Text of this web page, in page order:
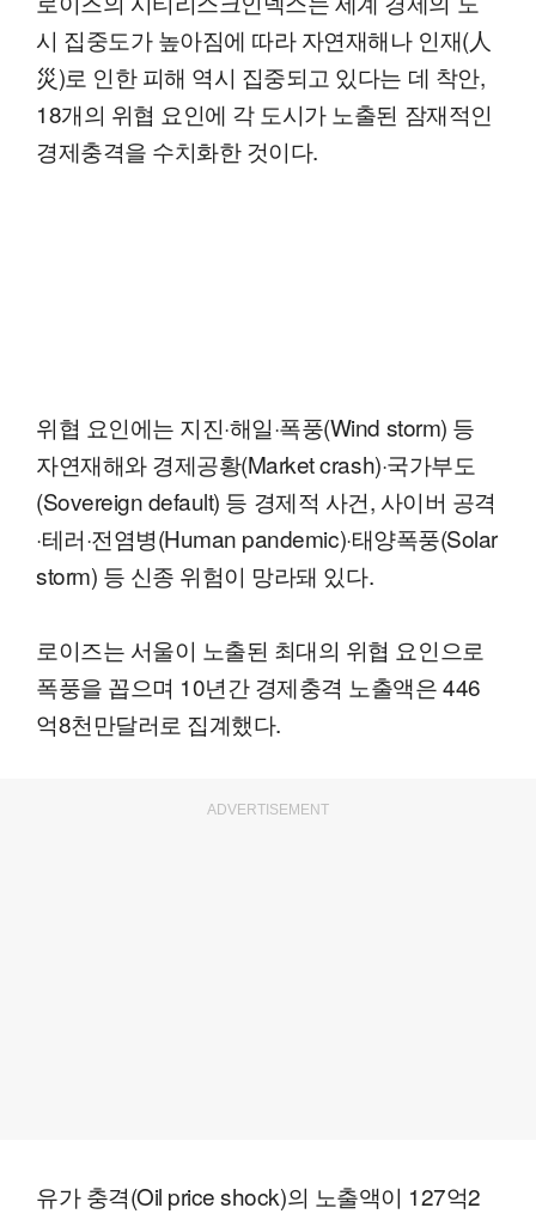
시 집중도가 높아짐에 따라 자연재해나 인재(人
災)로 인한 피해 역시 집중되고 있다는 데 착안,
18개의 위협 요인에 각 도시가 노출된 잠재적인
경제충격을 수치화한 것이다.
위협 요인에는 지진·해일·폭풍(Wind storm) 등
자연재해와 경제공황(Market crash)·국가부도
(Sovereign default) 등 경제적 사건, 사이버 공격
·테러·전염병(Human pandemic)·태양폭풍(Solar
storm) 등 신종 위험이 망라돼 있다.
로이즈는 서울이 노출된 최대의 위협 요인으로
폭풍을 꼽으며 10년간 경제충격 노출액은 446
억8천만달러로 집계했다.
ADVERTISEMENT
유가 충격(Oil price shock)의 노출액이 127억2